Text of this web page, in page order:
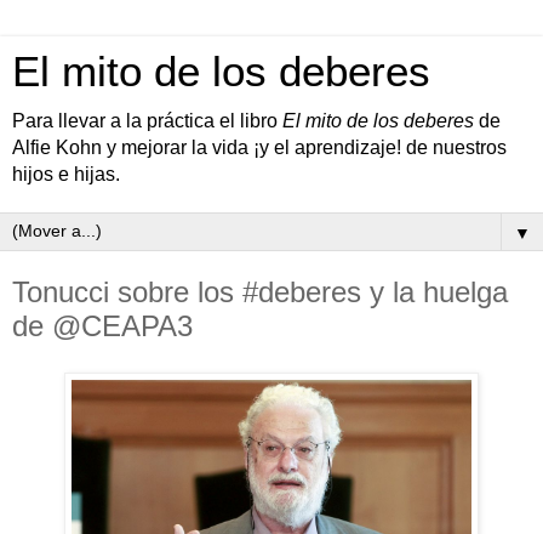
El mito de los deberes
Para llevar a la práctica el libro El mito de los deberes de
Alfie Kohn y mejorar la vida ¡y el aprendizaje! de nuestros
hijos e hijas.
▼
Tonucci sobre los #deberes y la huelga
de @CEAPA3